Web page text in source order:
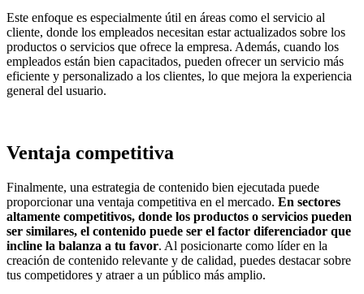
Este enfoque es especialmente útil en áreas como el servicio al
cliente, donde los empleados necesitan estar actualizados sobre los
productos o servicios que ofrece la empresa. Además, cuando los
empleados están bien capacitados, pueden ofrecer un servicio más
eficiente y personalizado a los clientes, lo que mejora la experiencia
general del usuario.
Ventaja competitiva
Finalmente, una estrategia de contenido bien ejecutada puede
proporcionar una ventaja competitiva en el mercado. En sectores
altamente competitivos, donde los productos o servicios pueden
ser similares, el contenido puede ser el factor diferenciador que
incline la balanza a tu favor. Al posicionarte como líder en la
creación de contenido relevante y de calidad, puedes destacar sobre
tus competidores y atraer a un público más amplio.